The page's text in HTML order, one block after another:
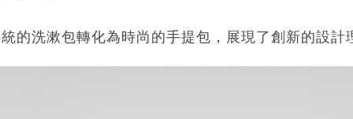
的洗漱包轉化為時尚的手提包，展現了創新的設計